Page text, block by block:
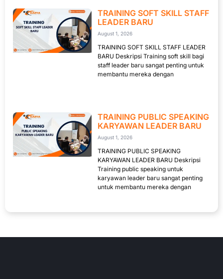
TRAINING SOFT SKILL STAFF
LEADER BARU
August 1, 2026
TRAINING SOFT SKILL STAFF LEADER
BARU Deskripsi Training soft skill bagi
staff leader baru sangat penting untuk
membantu mereka dengan
TRAINING PUBLIC SPEAKING
KARYAWAN LEADER BARU
August 1, 2026
TRAINING PUBLIC SPEAKING
KARYAWAN LEADER BARU Deskripsi
Training public speaking untuk
karyawan leader baru sangat penting
untuk membantu mereka dengan